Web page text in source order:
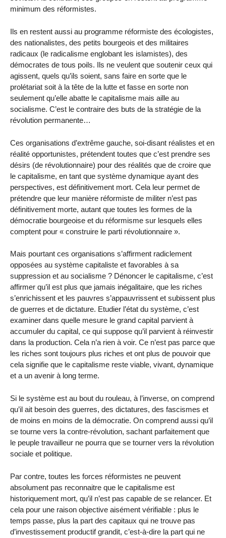
minimum des réformistes.
Ils en restent aussi au programme réformiste des écologistes,
des nationalistes, des petits bourgeois et des militaires
radicaux (le radicalisme englobant les islamistes), des
démocrates de tous poils. Ils ne veulent que soutenir ceux qui
agissent, quels qu’ils soient, sans faire en sorte que le
prolétariat soit à la tête de la lutte et fasse en sorte non
seulement qu’elle abatte le capitalisme mais aille au
socialisme. C’est le contraire des buts de la stratégie de la
révolution permanente…
Ces organisations d’extrême gauche, soi-disant réalistes et en
réalité opportunistes, prétendent toutes que c’est prendre ses
désirs (de révolutionnaire) pour des réalités que de croire que
le capitalisme, en tant que système dynamique ayant des
perspectives, est définitivement mort. Cela leur permet de
prétendre que leur manière réformiste de militer n’est pas
définitivement morte, autant que toutes les formes de la
démocratie bourgeoise et du réformisme sur lesquels elles
comptent pour « construire le parti révolutionnaire ».
Mais pourtant ces organisations s’affirment radiclement
opposées au système capitaliste et favorables à sa
suppression et au socialisme ? Dénoncer le capitalisme, c’est
affirmer qu’il est plus que jamais inégalitaire, que les riches
s’enrichissent et les pauvres s’appauvrissent et subissent plus
de guerres et de dictature. Etudier l’état du système, c’est
examiner dans quelle mesure le grand capital parvient à
accumuler du capital, ce qui suppose qu’il parvient à réinvestir
dans la production. Cela n’a rien à voir. Ce n’est pas parce que
les riches sont toujours plus riches et ont plus de pouvoir que
cela signifie que le capitalisme reste viable, vivant, dynamique
et a un avenir à long terme.
Si le système est au bout du rouleau, à l’inverse, on comprend
qu’il ait besoin des guerres, des dictatures, des fascismes et
de moins en moins de la démocratie. On comprend aussi qu’il
se tourne vers la contre-révolution, sachant parfaitement que
le peuple travailleur ne pourra que se tourner vers la révolution
sociale et politique.
Par contre, toutes les forces réformistes ne peuvent
absolument pas reconnaitre que le capitalisme est
historiquement mort, qu’il n’est pas capable de se relancer. Et
cela pour une raison objective aisément vérifiable : plus le
temps passe, plus la part des capitaux qui ne trouve pas
d’investissement productif grandit, c’est-à-dire la part qui ne